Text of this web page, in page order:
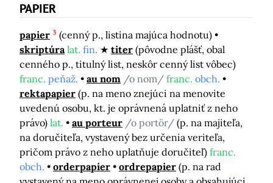
PAPIER
papier 3 (cenný p., listina majúca hodnotu)
skriptúra lat. fin. titer (pôvodne plášť, obal
cenného p., titulný list, neskôr cenný list vôbec)
franc. peňaž. au nom /o nom/ franc. obch.
rektapapier (p. na meno znejúci na menovite
uvedenú osobu, kt. je oprávnená uplatniť z neho
právo) lat. au porteur /o portör/ (p. na majiteľa,
na doručiteľa, vystavený bez určenia veriteľa,
pričom právo z neho uplatňuje doručiteľ) franc.
obch.
orderpapier ordrepapier (p. na rad